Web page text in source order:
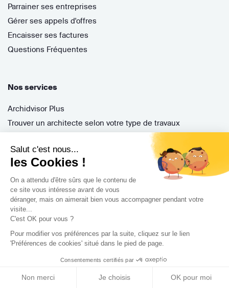
Salut c'est nous...
les Cookies !
On a attendu d'être sûrs que le contenu de
ce site vous intéresse avant de vous
déranger, mais on aimerait bien vous accompagner pendant votre
visite...
C'est OK pour vous ?
Pour modifier vos préférences par la suite, cliquez sur le lien
'Préférences de cookies' situé dans le pied de page.
Consentements certifiés par
Non merci Je choisis OK pour moi
Parrainer ses entreprises
Gérer ses appels d'offres
Encaisser ses factures
Questions Fréquentes
Nos services
Archidvisor Plus
Trouver un architecte selon votre type de travaux
Trouver de l'inspiration
Rejoignez-nous !
Archidvisor